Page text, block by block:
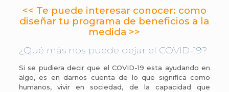
<< Te puede interesar conocer: como
diseñar tu programa de beneficios a la
medida >>
¿Qué más nos puede dejar el COVID-19?
Si se pudiera decir que el COVID-19 esta ayudando en
algo, es en darnos cuenta de lo que significa como
humanos, vivir en sociedad, de la capacidad que